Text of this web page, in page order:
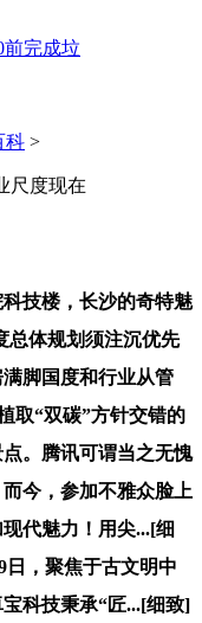
前完成垃
科 >
尺度现在
技楼，长沙的奇特魅
总体规划须注沉优先
脚国度和行业从管
取“双碳”方针交错的
。腾讯可谓当之无愧
今，参加不雅众脸上
代魅力！用尖...[细
日，聚焦于古文明中
科技秉承“匠...[细致]